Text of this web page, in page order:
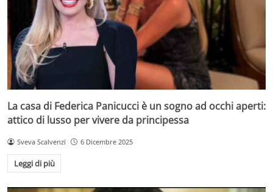
La casa di Federica Panicucci è un sogno ad occhi aperti:
attico di lusso per vivere da principessa
Sveva Scalvenzi 6 Dicembre 2025
Leggi di più